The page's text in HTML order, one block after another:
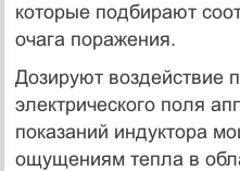
которые подбирают
очага поражения.
Дозируют воздействие
электрического поля
показаний индуктора
ощущениям тепла в